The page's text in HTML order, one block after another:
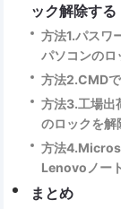
ック解除する
方法1.パスワ
パソコンのロ
方法2.CMD
方法3.工場出
のロックを解
方法
Lenovoノー
まとめ